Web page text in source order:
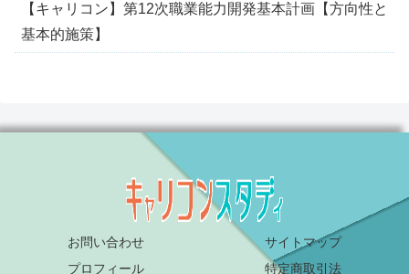
【キャリコン】第12次職業能力開発基本計画【方向性と
基本的施策】
お問い合わせ
サイトマップ
プロフィール
特定商取引法